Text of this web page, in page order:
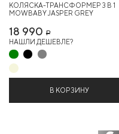
КОЛЯСКА-ТРАНСФОРМЕР 3 В 1
MOWBABY JASPER GREY
18 990 Р
НАШЛИ ДЕШЕВЛЕ?
В КОРЗИНУ